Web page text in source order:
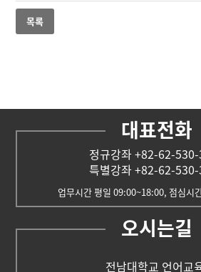
목록
대표전화
정규강좌 +82-62-
특별강좌 +82-62-
업무시간 평일 09:00~18:00, 점심시
오시는길
전남대학교 언어교